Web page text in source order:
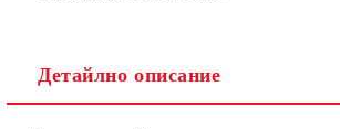
Детайлно описание